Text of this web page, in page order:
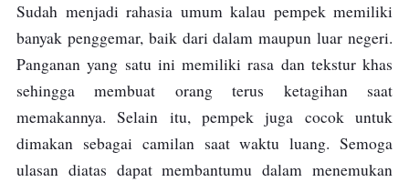
Sudah menjadi rahasia umum kalau pempek memiliki
banyak penggemar, baik dari dalam maupun luar negeri.
Panganan yang satu ini memiliki rasa dan tekstur khas
sehingga membuat orang terus ketagihan saat
memakannya. Selain itu, pempek juga cocok untuk
dimakan sebagai camilan saat waktu luang. Semoga
ulasan diatas dapat membantumu dalam menemukan